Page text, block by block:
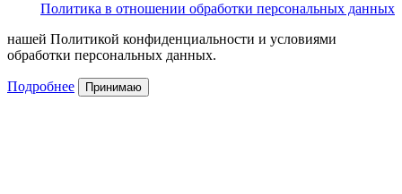
Политика в отношении обработки персональных данных
нашей Политикой конфиденциальности и условиями
обработки персональных данных.
Подробнее Принимаю